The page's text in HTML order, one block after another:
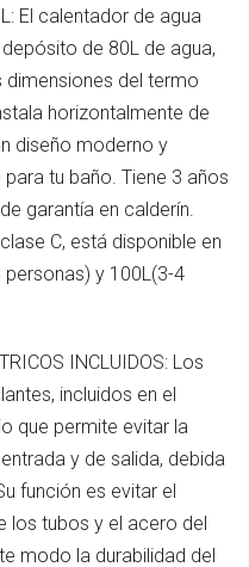
El calentador de agua
de 80L de agua,
dimensiones del termo
horizontalmente de
diseño moderno y
tu baño. Tiene 3 años
garantía en calderín.
C, está disponible en
y 100L(3-4
INCLUIDOS: Los
incluidos en el
que permite evitar la
y de salida, debida
función es evitar el
tubos y el acero del
modo la durabilidad del